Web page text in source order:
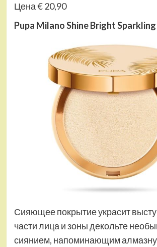
Цена € 20,90
Pupa Milano Shine Bright
Сияющее покрытие украсит
части лица и зоны декольте
сиянием, напоминающим